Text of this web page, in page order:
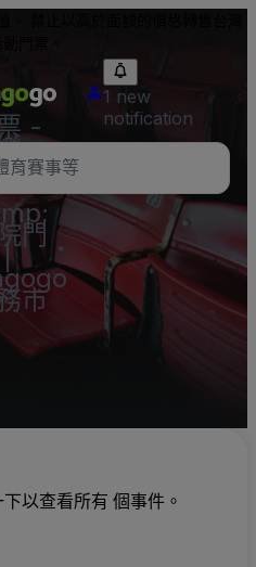
-
體
門
市
1 new
notification
以查看所有 個事件。